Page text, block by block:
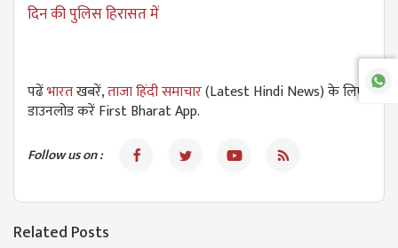
दिन की पुलिस हिरासत में
पढेंभारतखबरें,ताजा हिंदी समाचार(Latest Hindi News) के लिए
डाउनलोड करें First Bharat App.
Follow us on :
Related Posts